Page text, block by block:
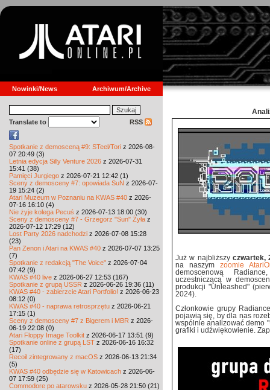
Nowinki/News Archiwum/Archive
Translate to RSS
Spotkanie z demosceną #9: STeel/Tori z 2026-08-
07 20:49 (3)
Letnia edycja Silly Venture 2026 z 2026-07-31
15:41 (38)
Pamięci Jurgiego z 2026-07-21 12:42 (1)
Sceny z demosceny #7: opowiada SuN z 2026-07-
19 15:24 (2)
Atari Muzeum w Poznaniu na KWAS #40 z 2026-
07-16 16:10 (4)
Nie żyje kolega Pecuś z 2026-07-13 18:00 (30)
Sceny z demosceny #7 - Grzegorz "Sun" Żyła z
2026-07-12 17:29 (12)
Lost Party 2026 nadchodzi z 2026-07-08 15:28
(23)
Pan Zenon i Atari na KWAS #40 z 2026-07-07 13:25
(7)
Spotkanie z redakcją "The Voice" z 2026-07-04
07:42 (9)
KWAS #40 live z 2026-06-27 12:53 (167)
Spotkanie z grupą USSR z 2026-06-26 19:36 (11)
KWAS #40 - zabierzcie Atari Portfolio! z 2026-06-23
08:12 (0)
KWAS #40 - naprawa retrosprzętu z 2026-06-21
17:15 (1)
Sceny z demosceny #7 z Bigerem i MBR z 2026-
06-19 22:08 (0)
Atari Floppy Image Toolkit z 2026-06-17 13:51 (9)
Spotkanie online z grupą LST z 2026-06-16 16:32
(17)
Recoil zintegrowany z macOS z 2026-06-13 21:34
(5)
KWAS #40 odbędzie się w Katowicach z 2026-06-
07 17:59 (25)
Commodore po atarowsku z 2026-05-28 21:50 (21)
Już w najbliższy czwartek,
na naszymzoomie
demoscenową
uczestniczącą w
produkcji "Unleashed"
2024).
Członkowie grupy
pojawią się, by dla nas
wspólnie analizować demo
grafiki i udźwiękowienie.